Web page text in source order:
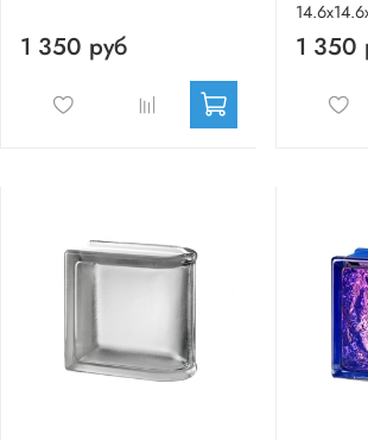
1 350 руб 1 350